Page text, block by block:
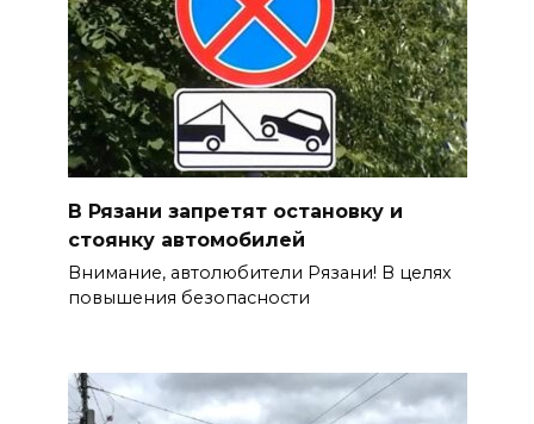
В Рязани запретят остановку и
стоянку автомобилей
Внимание, автолюбители Рязани! В целях
повышения безопасности